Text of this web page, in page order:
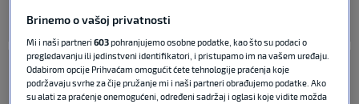
TENIS 13. srp 2026 0
Sinner za SK: Bolji sam tenisač
nego prošle godine
Brinemo o vašoj privatnosti
Mi i naši partneri603pohranjujemo osobne podatke, kao što su podaci o
pregledavanju ili jedinstveni identifikatori, i pristupamo im na vašem uređaju.
Odabirom opcije Prihvaćam omogućit ćete tehnologije praćenja koje
podržavaju svrhe za čije pružanje mi i naši partneri obrađujemo podatke. Ako
su alati za praćenje onemogućeni, određeni sadržaj i oglasi koje vidite možda